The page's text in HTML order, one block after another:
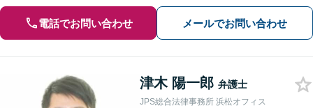
電話でお問い合わせ メールでお問い合わせ
津木 陽一郎 弁護士
JPS総合法律事務所 浜松オフィス